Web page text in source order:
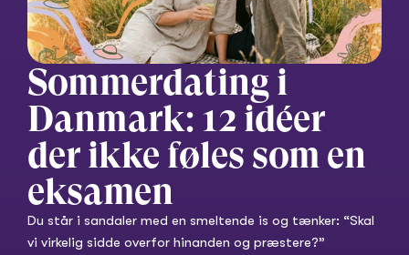
Sommerdating i
Danmark: 12 idéer
der ikke føles som en
eksamen
Du står i sandaler med en smeltende is og tænker: “Skal
vi virkelig sidde overfor hinanden og præstere?”